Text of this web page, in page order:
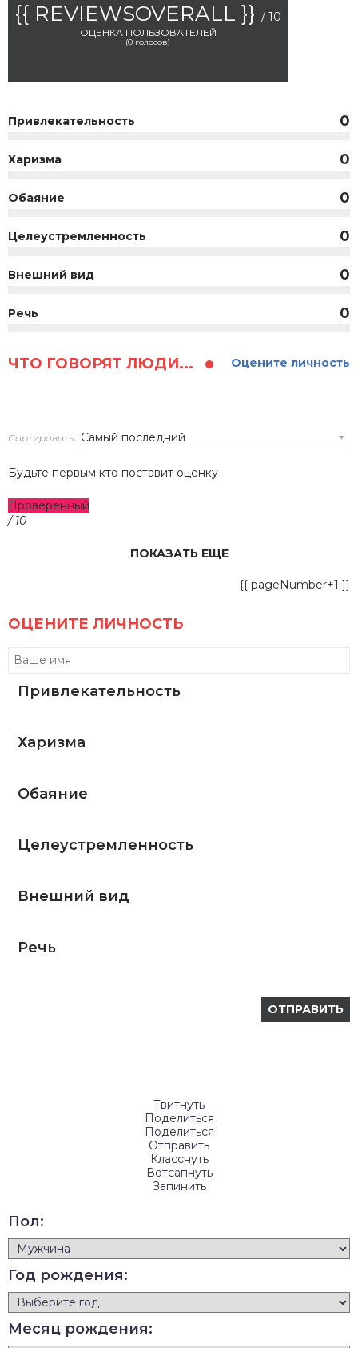
{{ REVIEWSOVERALL }} / 10
ОЦЕНКА ПОЛЬЗОВАТЕЛЕЙ
(0 голосов)
Привлекательность 0
Харизма 0
Обаяние 0
Целеустремленность 0
Внешний вид 0
Речь 0
ЧТО ГОВОРЯТ ЛЮДИ... Оцените личность
Сортировать:
Будьте первым кто поставит оценку
Проверенный
/ 10
ПОКАЗАТЬ ЕЩЕ
{{ pageNumber+1 }}
ОЦЕНИТЕ ЛИЧНОСТЬ
Привлекательность
Харизма
Обаяние
Целеустремленность
Внешний вид
Речь
Твитнуть
Поделиться
Поделиться
Отправить
Класснуть
Вотсапнуть
Запинить
Пол:
Год рождения:
Месяц рождения: